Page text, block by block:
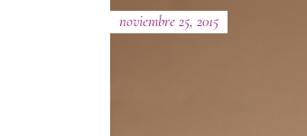
noviembre 25, 2015